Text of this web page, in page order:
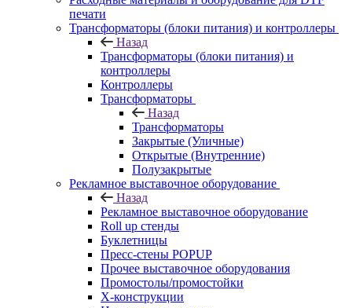
печати
Трансформаторы (блоки питания) и контроллеры
Назад
Трансформаторы (блоки питания) и
контроллеры
Контроллеры
Трансформаторы
Назад
Трансформаторы
Закрытые (Уличные)
Открытые (Внутренние)
Полузакрытые
Рекламное выставочное оборудование
Назад
Рекламное выставочное оборудование
Roll up стенды
Буклетницы
Пресс-стены POPUP
Прочее выставочное оборудования
Промостолы/промостойки
Х-конструкции